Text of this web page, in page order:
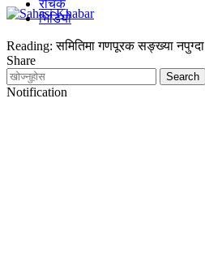
रोचक
भिडियो
Reading: समितिमा गणपूरक सङ्ख्या
Share
Notification